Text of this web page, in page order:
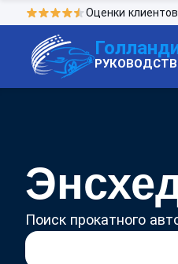
Оценки клиентов
Поиск прокатного